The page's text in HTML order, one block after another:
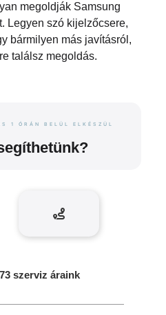
megoldják Samsung
Legyen szó kijelzőcsere,
bármilyen más javításról,
találsz megoldás.
1 ÓRÁN BELÜL ELKÉSZÜL
szerviz áraink